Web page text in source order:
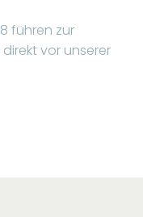
führen zur
vor unserer